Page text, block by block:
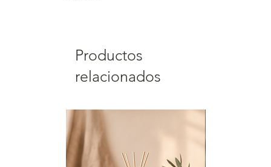
Productos
relacionados